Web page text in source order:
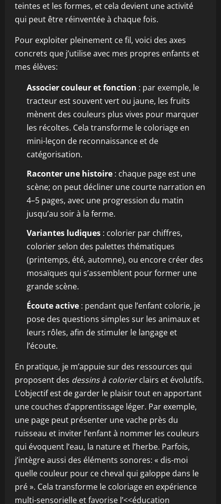
teintes et les formes, et cela devient une activité
qui peut être réinventée à chaque fois.
Pour exploiter pleinement ce fil, voici des axes
concrets que j’utilise avec mes propres enfants et
mes élèves:
Associer couleur et fonction : par exemple, le
tracteur est souvent vert ou jaune, les fruits
mènent des couleurs plus vives pour marquer
les récoltes. Cela transforme le coloriage en
mini-leçon de reconnaissance et de
catégorisation.
Raconter une histoire : chaque page est une
scène; on peut décliner une courte narration en
4–5 pages, avec une progression du matin
jusqu’au soir à la ferme.
Variantes ludiques : colorier par chiffres,
colorier selon des palettes thématiques
(printemps, été, automne), ou encore créer des
mosaïques qui s’assemblent pour former une
grande scène.
Écoute active : pendant que l’enfant colorie, je
pose des questions simples sur les animaux et
leurs rôles, afin de stimuler le langage et
l’écoute.
En pratique, je m’appuie sur des ressources qui
proposent des dessins à colorierclairs et évolutifs.
L’objectif est de garder le plaisir tout en apportant
une couches d’apprentissage léger. Par exemple,
une page peut présenter une vache près du
ruisseau et inviter l’enfant à nommer les couleurs
qui évoquent l’eau, la nature et l’herbe. Parfois,
j’intègre aussi des éléments sonores: « dis-moi
quelle couleur pour ce cheval qui galoppe dans le
pré ». Cela transforme le coloriage en expérience
multi-sensorielle et favorise l’<<éducation